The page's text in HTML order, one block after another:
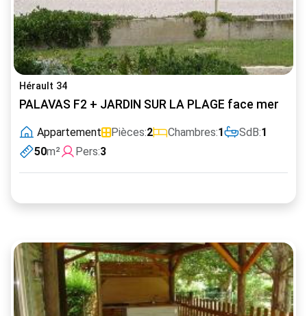
Hérault 34
PALAVAS F2 + JARDIN SUR LA PLAGE face mer
Appartement Pièces:2 Chambres:1 SdB:1
50m² Pers:3